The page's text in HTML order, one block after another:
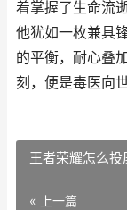
着掌握了生命流
他犹如一枚兼具
的平衡，耐心叠
刻，便是毒医向
王者荣耀怎么
« 上一篇